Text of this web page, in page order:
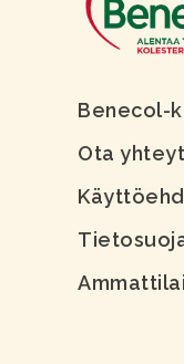
Benecol-
Ota